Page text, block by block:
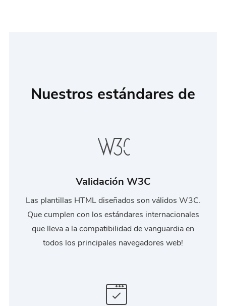
Nuestros estándares de
Validación W3C
Las plantillas HTML diseñados son válidos W3C.
Que cumplen con los estándares internacionales
que lleva a la compatibilidad de vanguardia en
todos los principales navegadores web!